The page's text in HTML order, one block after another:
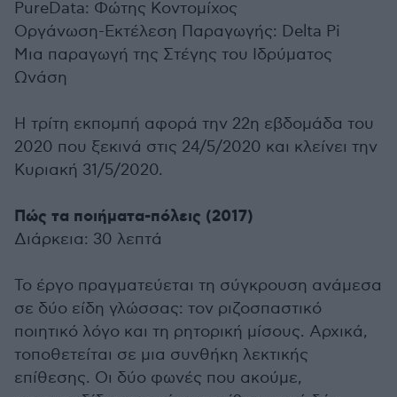
PureData: Φώτης Κοντομίχος
Οργάνωση-Εκτέλεση Παραγωγής: Delta Pi
Μια παραγωγή της Στέγης του Ιδρύματος
Ωνάση
Η τρίτη εκπομπή αφορά την 22η εβδομάδα του
2020 που ξεκινά στις 24/5/2020 και κλείνει την
Κυριακή 31/5/2020.
Πώς τα ποιήματα-πόλεις (2017)
Διάρκεια: 30 λεπτά
Το έργο πραγματεύεται τη σύγκρουση ανάμεσα
σε δύο είδη γλώσσας: τον ριζοσπαστικό
ποιητικό λόγο και τη ρητορική μίσους. Αρχικά,
τοποθετείται σε μια συνθήκη λεκτικής
επίθεσης. Οι δύο φωνές που ακούμε,